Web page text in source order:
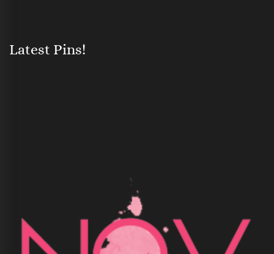
Latest Pins!